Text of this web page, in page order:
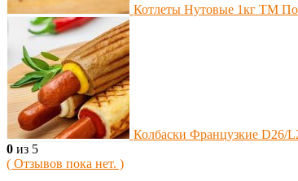
Котлеты Нутовые 1кг ТМ
Колбаски Французкие D26/
0 из 5
( Отзывов пока нет. )